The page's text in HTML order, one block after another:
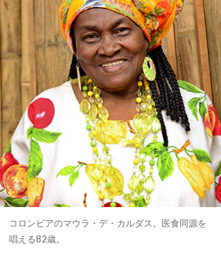
コロンビアのマウラ・デ・カルダス。医食同源を
唱える82歳。